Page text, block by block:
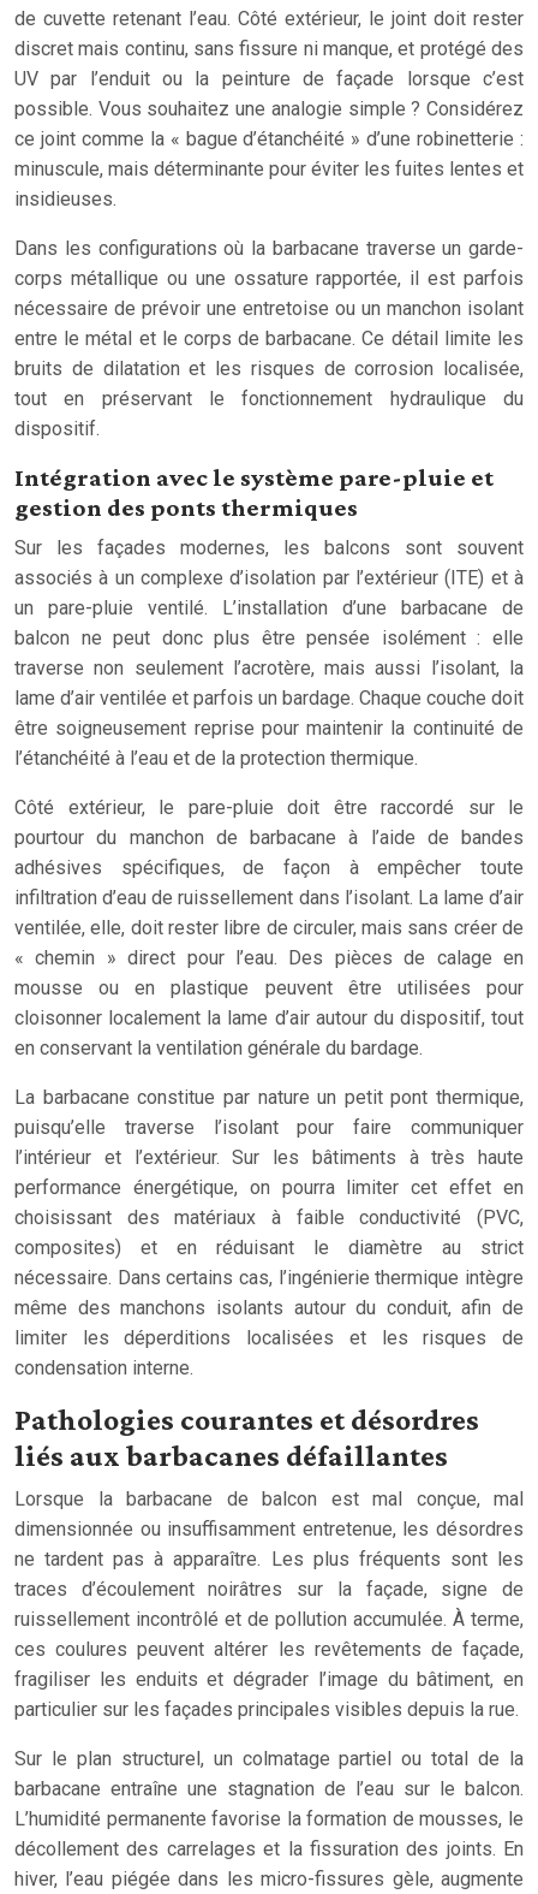
de cuvette retenant l’eau. Côté extérieur, le joint doit rester
discret mais continu, sans fissure ni manque, et protégé des
UV par l’enduit ou la peinture de façade lorsque c’est
possible. Vous souhaitez une analogie simple ? Considérez
ce joint comme la « bague d’étanchéité » d’une robinetterie :
minuscule, mais déterminante pour éviter les fuites lentes et
insidieuses.
Dans les configurations où la barbacane traverse un garde-
corps métallique ou une ossature rapportée, il est parfois
nécessaire de prévoir une entretoise ou un manchon isolant
entre le métal et le corps de barbacane. Ce détail limite les
bruits de dilatation et les risques de corrosion localisée,
tout en préservant le fonctionnement hydraulique du
dispositif.
Intégration avec le système pare-pluie et
gestion des ponts thermiques
Sur les façades modernes, les balcons sont souvent
associés à un complexe d’isolation par l’extérieur (ITE) et à
un pare-pluie ventilé. L’installation d’une barbacane de
balcon ne peut donc plus être pensée isolément : elle
traverse non seulement l’acrotère, mais aussi l’isolant, la
lame d’air ventilée et parfois un bardage. Chaque couche doit
être soigneusement reprise pour maintenir la continuité de
l’étanchéité à l’eau et de la protection thermique.
Côté extérieur, le pare-pluie doit être raccordé sur le
pourtour du manchon de barbacane à l’aide de bandes
adhésives spécifiques, de façon à empêcher toute
infiltration d’eau de ruissellement dans l’isolant. La lame d’air
ventilée, elle, doit rester libre de circuler, mais sans créer de
« chemin » direct pour l’eau. Des pièces de calage en
mousse ou en plastique peuvent être utilisées pour
cloisonner localement la lame d’air autour du dispositif, tout
en conservant la ventilation générale du bardage.
La barbacane constitue par nature un petit pont thermique,
puisqu’elle traverse l’isolant pour faire communiquer
l’intérieur et l’extérieur. Sur les bâtiments à très haute
performance énergétique, on pourra limiter cet effet en
choisissant des matériaux à faible conductivité (PVC,
composites) et en réduisant le diamètre au strict
nécessaire. Dans certains cas, l’ingénierie thermique intègre
même des manchons isolants autour du conduit, afin de
limiter les déperditions localisées et les risques de
condensation interne.
Pathologies courantes et désordres
liés aux barbacanes défaillantes
Lorsque la barbacane de balcon est mal conçue, mal
dimensionnée ou insuffisamment entretenue, les désordres
ne tardent pas à apparaître. Les plus fréquents sont les
traces d’écoulement noirâtres sur la façade, signe de
ruissellement incontrôlé et de pollution accumulée. À terme,
ces coulures peuvent altérer les revêtements de façade,
fragiliser les enduits et dégrader l’image du bâtiment, en
particulier sur les façades principales visibles depuis la rue.
Sur le plan structurel, un colmatage partiel ou total de la
barbacane entraîne une stagnation de l’eau sur le balcon.
L’humidité permanente favorise la formation de mousses, le
décollement des carrelages et la fissuration des joints. En
hiver, l’eau piégée dans les micro-fissures gèle, augmente